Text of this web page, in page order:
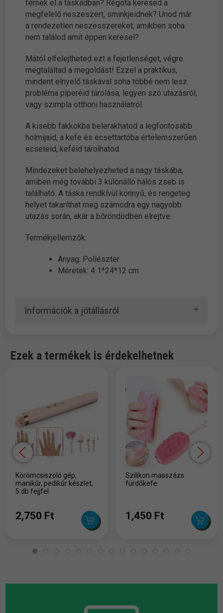
férnek el a táskádban? Régóta keresed a
megfelelő neszeszert, sminkjeidnek? Unod már
a rendezetlen neszesszereket, amikben soha
nem találod amit éppen keresel?
Mától elfelejtheted ezt a fejetlenséget, végre
megtaláltad a megoldást! Ezzel a praktikus,
mindent elnyelő táskával soha többé nem lesz
probléma piperéid tárolása, legyen szó utazásról,
vagy szimpla otthoni használatról.
A kisebb fakkokba belerakhatod a legfontosabb
holmijaid, a kefe és ecsettartóba értelemszerűen
ecseteid, keféid tárolhatod.
Mindezeket belehelyezheted a nagy táskába,
amiben még további 3 különálló hálós zseb is
található. A táska rendkívül könnyű, és rengeteg
helyet takaríthat meg számodra egy nagyobb
utazás során, akár a bőröndödben elrejtve.
Termékjellemzők:
Anyag: Poliészter
Méretek: 4 1*24*12 cm
Információk a jótállásról
Ezek a termékek is érdekelhetnek
Körömcsiszoló gép,
manikűr, pedikűr készlet,
5 db fejjfel
2,750 Ft
Szilikon masszázs
fürdőkefe
1,450 Ft